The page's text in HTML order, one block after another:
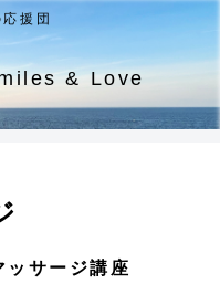
援団
& Love
ッサージ講座